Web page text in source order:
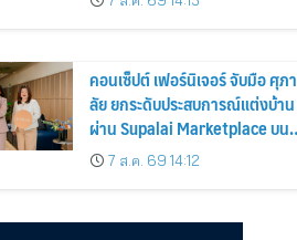
คอนเซ็ปต์ เฟอร์นิเจอร์ จับมือ ศุภา
ลัย ยกระดับประสบการณ์แต่งบ้าน
ผ่าน Supalai Marketplace บน
SABAI Application
7 ส.ค. 69 14:12